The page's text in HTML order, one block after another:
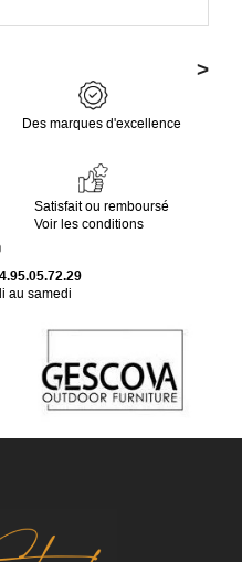
>
Des marques d'excellence
Satisfait ou remboursé
Voir les conditions
au samedi